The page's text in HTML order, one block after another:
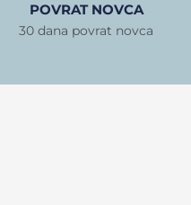
POVRAT NOVCA
30 dana povrat novca